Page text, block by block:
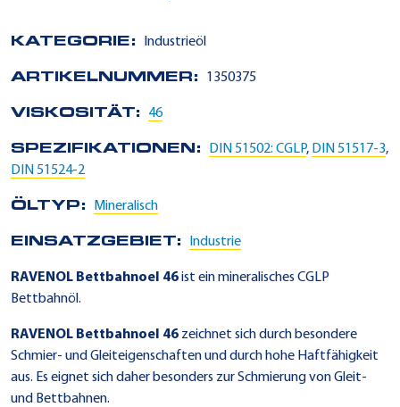
KATEGORIE: Industrieöl
ARTIKELNUMMER: 1350375
VISKOSITÄT: 46
SPEZIFIKATIONEN: DIN 51502: CGLP, DIN 51517-3,
DIN 51524-2
ÖLTYP: Mineralisch
EINSATZGEBIET: Industrie
RAVENOL Bettbahnoel 46ist ein mineralisches CGLP
Bettbahnöl.
RAVENOL Bettbahnoel 46 zeichnet sich durch besondere
Schmier- und Gleiteigenschaften und durch hohe Haftfähigkeit
aus. Es eignet sich daher besonders zur Schmierung von Gleit-
und Bettbahnen.